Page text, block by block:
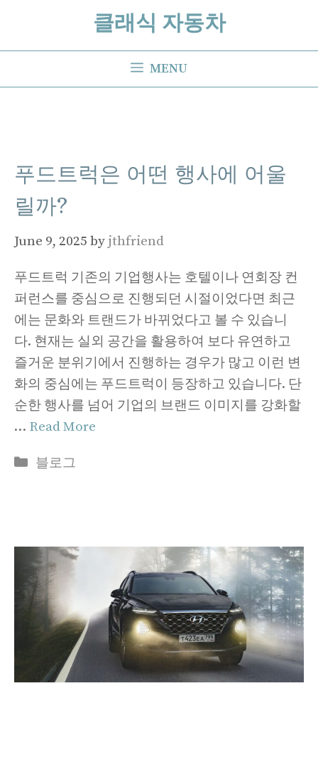
content
클래식 자동차
MENU
푸드트럭은 어떤 행사에 어울
릴까?
June 9, 2025 by jthfriend
푸드트럭 기존의 기업행사는 호텔이나 연회장 컨
퍼런스를 중심으로 진행되던 시절이었다면 최근
에는 문화와 트랜드가 바뀌었다고 볼 수 있습니
다. 현재는 실외 공간을 활용하여 보다 유연하고
즐거운 분위기에서 진행하는 경우가 많고 이런 변
화의 중심에는 푸드트럭이 등장하고 있습니다. 단
순한 행사를 넘어 기업의 브랜드 이미지를 강화할
… Read More
Categories
블로그